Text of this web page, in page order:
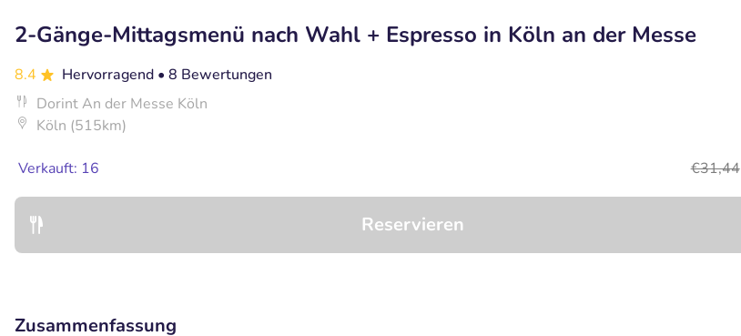
2-Gänge-Mittagsmenü nach Wahl + Espresso in Köln an der Messe
8.4 Hervorragend • 8 Bewertungen
Dorint An der Messe Köln
Köln (515km)
Verkauft: 16 €31,44
Reservieren
Zusammenfassung